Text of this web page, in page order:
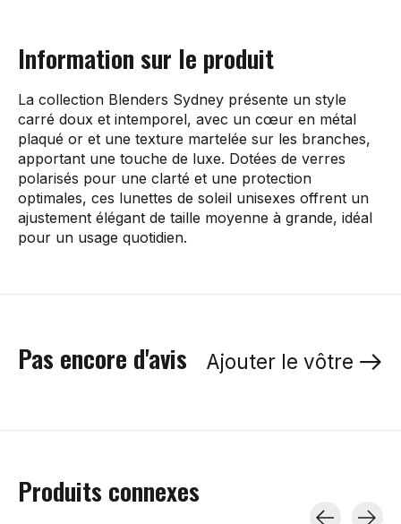
Information sur le produit
La collection Blenders Sydney présente un style
carré doux et intemporel, avec un cœur en métal
plaqué or et une texture martelée sur les branches,
apportant une touche de luxe. Dotées de verres
polarisés pour une clarté et une protection
optimales, ces lunettes de soleil unisexes offrent un
ajustement élégant de taille moyenne à grande, idéal
pour un usage quotidien.
Pas encore d'avis Ajouter le vôtre
Produits connexes